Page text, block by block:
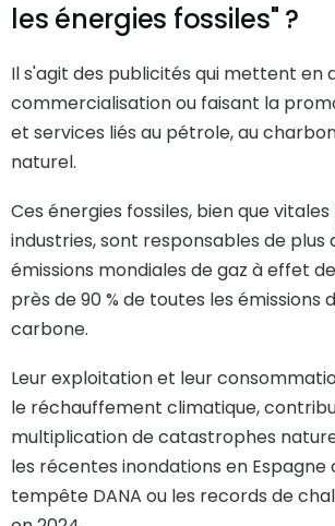
les énergies fossiles" ?
Il s'agit des publicités qui mettent en
commercialisation ou faisant la
et services liés au pétrole, au
naturel.
Ces énergies fossiles, bien que
industries, sont responsables de plus
émissions mondiales de gaz à effet
près de 90 % de toutes les émissions
carbone.
Leur exploitation et leur
le réchauffement climatique,
multiplication de catastrophes
les récentes inondations en Espagne
tempête DANA ou les records de